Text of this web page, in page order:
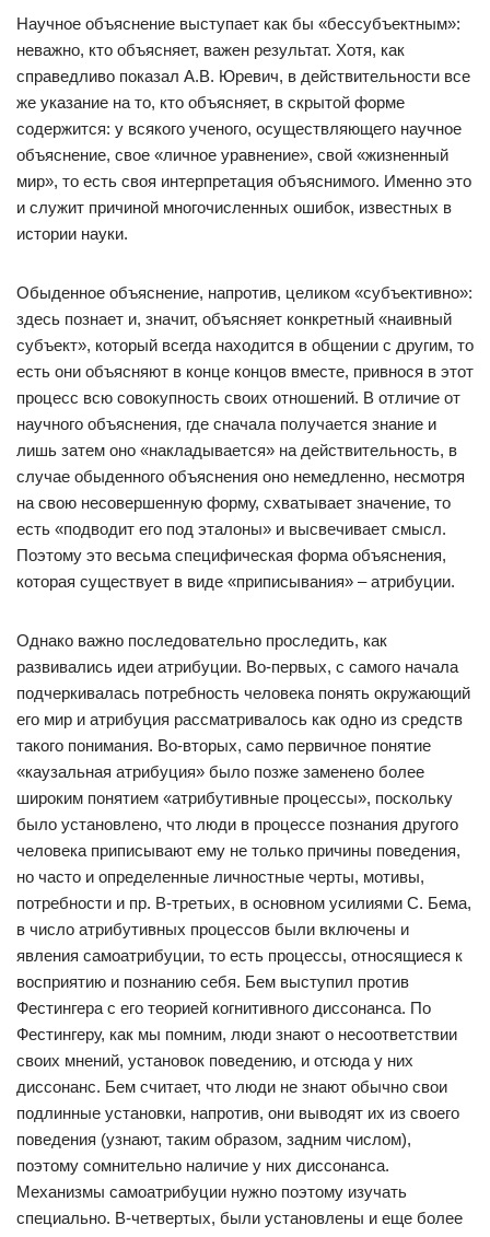
Научное объяснение выступает как бы «бессубъектным»:
неважно, кто объясняет, важен результат. Хотя, как
справедливо показал А.В. Юревич, в действительности все
же указание на то, кто объясняет, в скрытой форме
содержится: у всякого ученого, осуществляющего научное
объяснение, свое «личное уравнение», свой «жизненный
мир», то есть своя интерпретация объяснимого. Именно это
и служит причиной многочисленных ошибок, известных в
истории науки.
Обыденное объяснение, напротив, целиком «субъективно»:
здесь познает и, значит, объясняет конкретный «наивный
субъект», который всегда находится в общении с другим, то
есть они объясняют в конце концов вместе, привнося в этот
процесс всю совокупность своих отношений. В отличие от
научного объяснения, где сначала получается знание и
лишь затем оно «накладывается» на действительность, в
случае обыденного объяснения оно немедленно, несмотря
на свою несовершенную форму, схватывает значение, то
есть «подводит его под эталоны» и высвечивает смысл.
Поэтому это весьма специфическая форма объяснения,
которая существует в виде «приписывания» – атрибуции.
Однако важно последовательно проследить, как
развивались идеи атрибуции. Во-первых, с самого начала
подчеркивалась потребность человека понять окружающий
его мир и атрибуция рассматривалось как одно из средств
такого понимания. Во-вторых, само первичное понятие
«каузальная атрибуция» было позже заменено более
широким понятием «атрибутивные процессы», поскольку
было установлено, что люди в процессе познания другого
человека приписывают ему не только причины поведения,
но часто и определенные личностные черты, мотивы,
потребности и пр. В-третьих, в основном усилиями С. Бема,
в число атрибутивных процессов были включены и
явления самоатрибуции, то есть процессы, относящиеся к
восприятию и познанию себя. Бем выступил против
Фестингера с его теорией когнитивного диссонанса. По
Фестингеру, как мы помним, люди знают о несоответствии
своих мнений, установок поведению, и отсюда у них
диссонанс. Бем считает, что люди не знают обычно свои
подлинные установки, напротив, они выводят их из своего
поведения (узнают, таким образом, задним числом),
поэтому сомнительно наличие у них диссонанса.
Механизмы самоатрибуции нужно поэтому изучать
специально. В-четвертых, были установлены и еще более